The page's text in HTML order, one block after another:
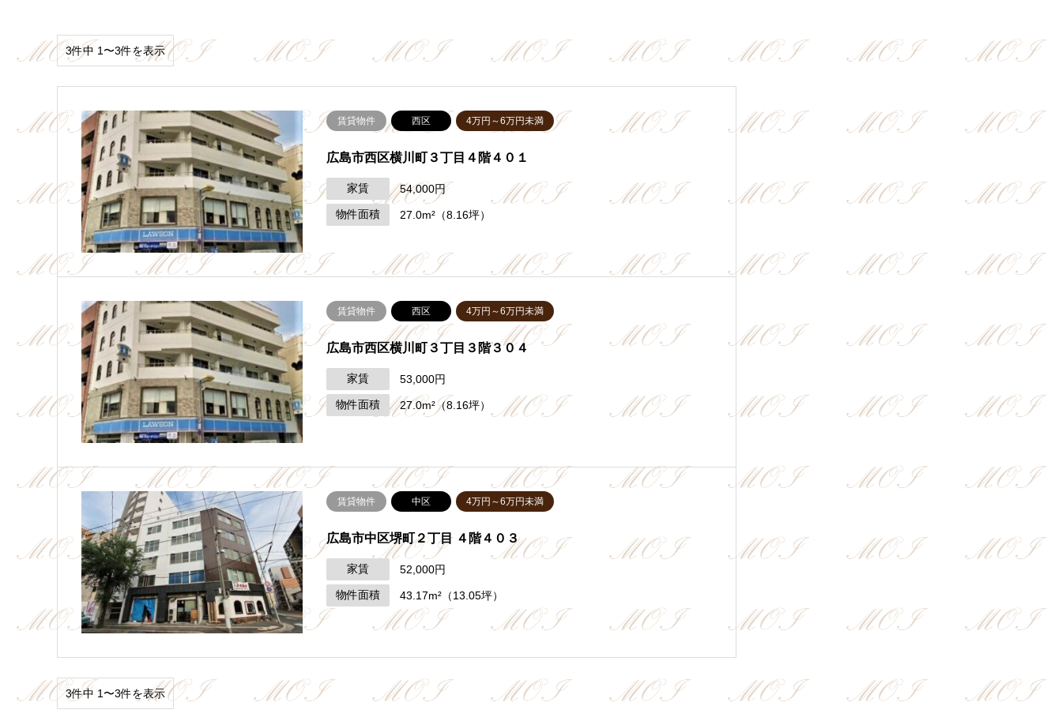
3件中 1〜3件を表示
賃貸物件 西区 4万円～6万円未満
広島市西区横川町３丁目４階４０１
家賃
54,000円
物件面積
27.0m²（8.16坪）
賃貸物件 西区 4万円～6万円未満
広島市西区横川町３丁目３階３０４
家賃
53,000円
物件面積
27.0m²（8.16坪）
賃貸物件 中区 4万円～6万円未満
広島市中区堺町２丁目 ４階４０３
家賃
52,000円
物件面積
43.17m²（13.05坪）
3件中 1〜3件を表示